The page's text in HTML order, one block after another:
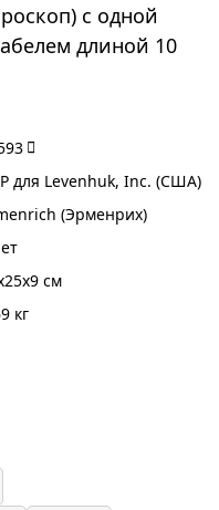
с одной
длиной 10
для Levenhuk, Inc. (США)
(Эрменрих)
см
кг